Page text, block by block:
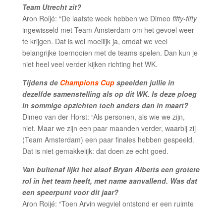
Team Utrecht zit?
Aron Roijé: “De laatste week hebben we Dimeo fifty-fifty
ingewisseld met Team Amsterdam om het gevoel weer
te krijgen. Dat is wel moeilijk ja, omdat we veel
belangrijke toernooien met de teams spelen. Dan kun je
niet heel veel verder kijken richting het WK.
Tijdens de Champions Cupspeelden jullie in
dezelfde samenstelling als op dit WK. Is deze ploeg
in sommige opzichten toch anders dan in maart?
Dimeo van der Horst: “Als personen, als wie we zijn,
niet. Maar we zijn een paar maanden verder, waarbij zij
(Team Amsterdam) een paar finales hebben gespeeld.
Dat is niet gemakkelijk: dat doen ze echt goed.
Van buitenaf lijkt het alsof Bryan Alberts een grotere
rol in het team heeft, met name aanvallend. Was dat
een speerpunt voor dit jaar?
Aron Roijé: “Toen Arvin wegviel ontstond er een ruimte